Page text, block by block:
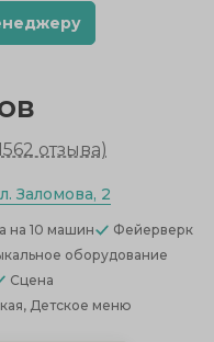
отзыва)
Заломова, 2
на 10 машин
Фейерверк
оборудование
Сцена
Детское меню